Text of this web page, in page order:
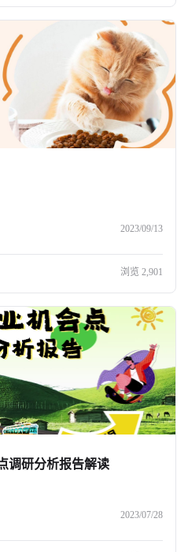
2023/09/13
浏览 2,901
调研分析报告解读
2023/07/28